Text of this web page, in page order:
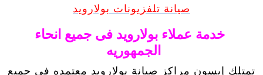
صيانة تلفزيونات بولارويد
خدمة عملاء بولارويد فى جميع انحاء
الجمهوريه
تمتلك إبسون مراكز صيانة بولارويد معتمده فى جميع